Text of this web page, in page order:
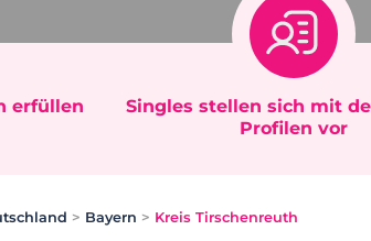
erfüllen
Singles stellen sich mit
Profilen vor
> Bayern > Kreis Tirschenreuth